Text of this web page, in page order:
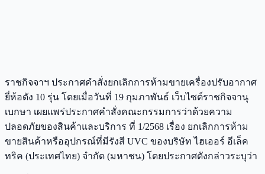
ราชกิจจาฯ ประกาศคำสั่งยกเลิกการห้ามขายเครื่องปรับอากาศ
ยี่ห้อดัง 10 รุ่น โดยเมื่อวันที่ 19 กุมภาพันธ์ เว็บไซต์ราชกิจจานุ
เบกษา เผยแพร่ประกาศคำสั่งคณะกรรมการว่าด้วยความ
ปลอดภัยของสินค้าและบริการ ที่ 1/2568 เรื่อง ยกเลิกการห้าม
ขายสินค้าหรืออุปกรณ์ที่มีรังสี UVC ของบริษัท ไฮเออร์ อีเล็ค
ทริค (ประเทศไทย) จำกัด (มหาชน) โดยประกาศดังกล่าวระบุว่า